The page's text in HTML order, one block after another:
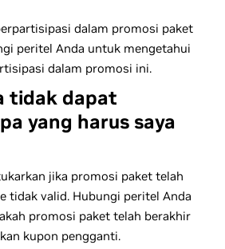
dalam promosi paket
peritel Anda untuk mengetahui
dalam promosi ini.
tidak dapat
yang harus saya
jika promosi paket telah
tidak valid. Hubungi peritel Anda
promosi paket telah berakhir
kupon pengganti.